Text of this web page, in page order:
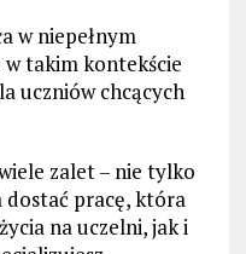
w niepełnym
takim kontekście
uczniów chcących
zalet – nie tylko
dostać pracę, która
na uczelni, jak i